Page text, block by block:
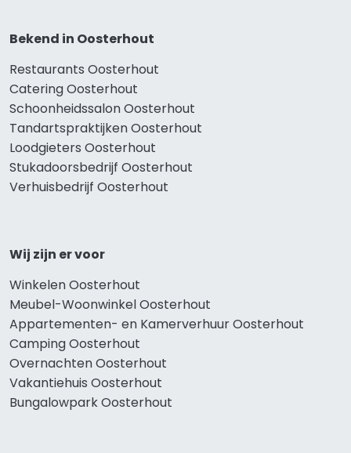
Bekend in Oosterhout
Restaurants Oosterhout
Catering Oosterhout
Schoonheidssalon Oosterhout
Tandartspraktijken Oosterhout
Loodgieters Oosterhout
Stukadoorsbedrijf Oosterhout
Verhuisbedrijf Oosterhout
Wij zijn er voor
Winkelen Oosterhout
Meubel-Woonwinkel Oosterhout
Appartementen- en Kamerverhuur Oosterhout
Camping Oosterhout
Overnachten Oosterhout
Vakantiehuis Oosterhout
Bungalowpark Oosterhout